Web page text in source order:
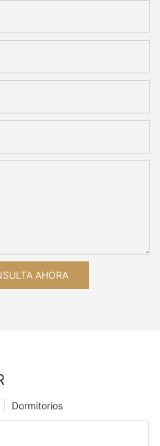
AHORA
Dormitorios